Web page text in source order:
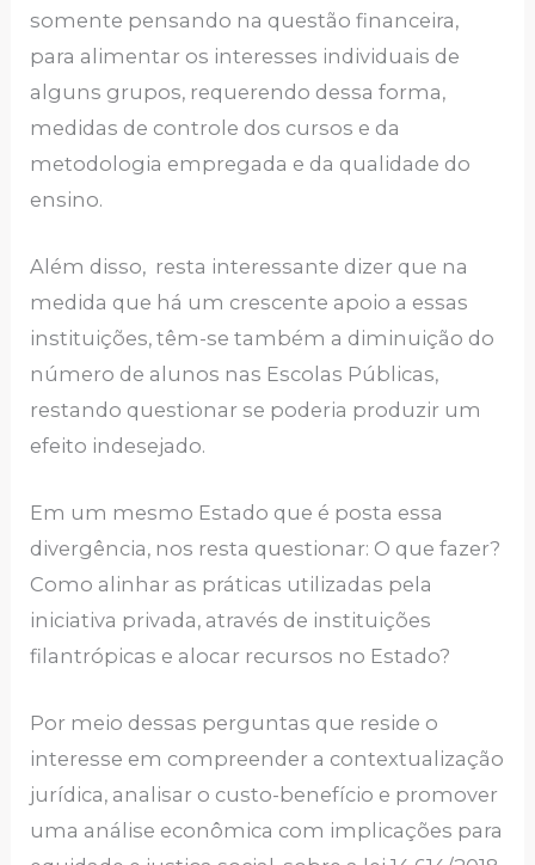
somente pensando na questão financeira,
para alimentar os interesses individuais de
alguns grupos, requerendo dessa forma,
medidas de controle dos cursos e da
metodologia empregada e da qualidade do
ensino.
Além disso, resta interessante dizer que na
medida que há um crescente apoio a essas
instituições, têm-se também a diminuição do
número de alunos nas Escolas Públicas,
restando questionar se poderia produzir um
efeito indesejado.
Em um mesmo Estado que é posta essa
divergência, nos resta questionar: O que fazer?
Como alinhar as práticas utilizadas pela
iniciativa privada, através de instituições
filantrópicas e alocar recursos no Estado?
Por meio dessas perguntas que reside o
interesse em compreender a contextualização
jurídica, analisar o custo-benefício e promover
uma análise econômica com implicações para